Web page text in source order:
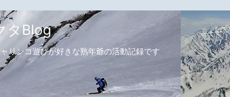
タBlog
リンコ遊びが好きな熟年爺の活動記録です